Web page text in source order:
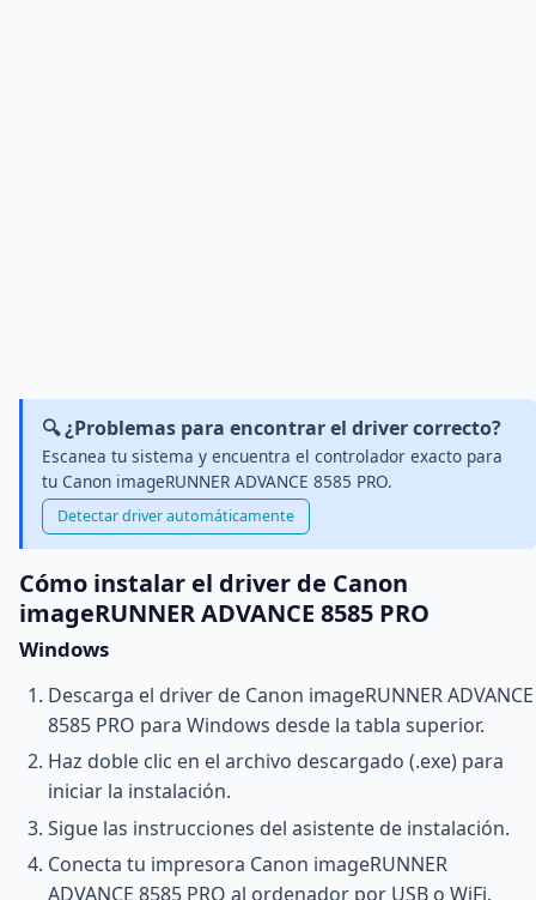
🔍 ¿Problemas para encontrar el driver correcto?
Escanea tu sistema y encuentra el controlador exacto para
tu Canon imageRUNNER ADVANCE 8585 PRO.
Detectar driver automáticamente
Cómo instalar el driver de Canon
imageRUNNER ADVANCE 8585 PRO
Windows
Descarga el driver de Canon imageRUNNER ADVANCE
8585 PRO para Windows desde la tabla superior.
Haz doble clic en el archivo descargado (.exe) para
iniciar la instalación.
Sigue las instrucciones del asistente de instalación.
Conecta tu impresora Canon imageRUNNER
ADVANCE 8585 PRO al ordenador por USB o WiFi.